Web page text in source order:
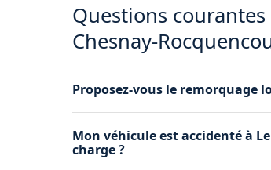
Questions
Chesnay-
Proposez-vous le remorquage
transporté à quelques rues ou à
Mon véhicule est accidenté à
charge ?